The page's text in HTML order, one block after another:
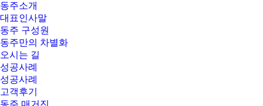
동주소개
대표인사말
동주 구성원
동주만의 차별화
오시는 길
성공사례
성공사례
고객후기
동주 매거진